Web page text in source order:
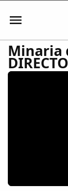
Iniciar
Minaria